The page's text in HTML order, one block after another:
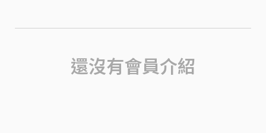
還沒有會員介紹